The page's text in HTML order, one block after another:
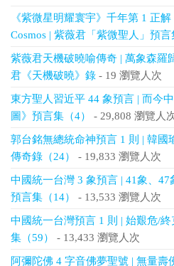
《紫微星明耀寰宇》千年第 1 正
Cosmos | 紫薇君「紫微聖人」預言
紫薇君天機破曉喻傳奇 | 萬象森羅
君《天機破曉》錄 - 19 瀏覽人次
東方聖人習近平 44 象預言 | 而今
圖》預言集（4）
- 29,808 瀏覽人
郭台銘無總統命神預言 1 則 | 韓國
傳奇錄（24）
- 19,833 瀏覽人次
中國統一台灣 3 象預言 | 41象、47
預言集（14）
- 13,533 瀏覽人次
中國統一台灣預言 1 則 | 始艱危/
集（59）
- 13,433 瀏覽人次
阿彌陀佛 4 字音佛夢聖號 | 無量壽